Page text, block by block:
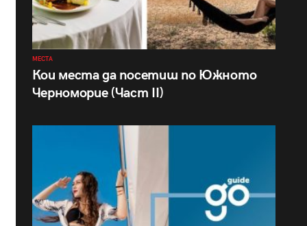
МЕСТА
Кои места да посетиш по Южното
Черноморие (Част II)